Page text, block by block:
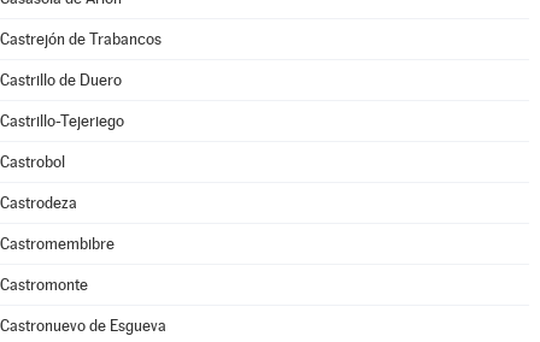
Castrejón de Trabancos
Castrillo de Duero
Castrillo-Tejeriego
Castrobol
Castrodeza
Castromembibre
Castromonte
Castronuevo de Esgueva